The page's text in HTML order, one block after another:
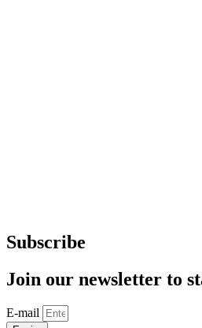
Subscribe
Join our newsletter to
E-mail